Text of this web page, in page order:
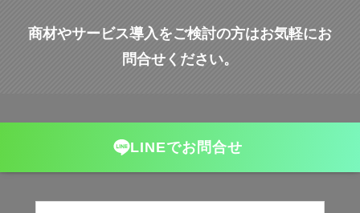
商材やサービス導入をご検討の方はお気軽にお
問合せください。
LINEでお問合せ